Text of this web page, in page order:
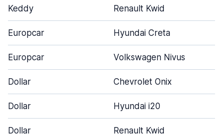
Keddy Renault Kwid
Europcar Hyundai Creta
Europcar Volkswagen Nivus
Dollar Chevrolet Onix
Dollar Hyundai i20
Dollar Renault Kwid